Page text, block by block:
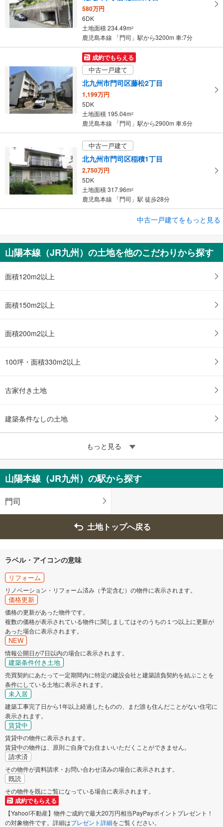
580万円
6DK
土地面積 234.49m2
鹿児島本線 「門司」駅から3200m 車:7分
成約でもらえる
中古一戸建て
北九州市門司区藤松2丁目
1,199万円
5DK
土地面積 195.04m2
鹿児島本線 「門司」駅から2900m 車:6分
中古一戸建て
北九州市門司区稲積1丁目
2,750万円
5DK
土地面積 317.96m2
鹿児島本線 「門司」駅 徒歩28分
北九州市門司区西新町2丁目
280万円
中古一戸建てをもっと見る
山陽本線（JR九州）の土地を他のこだわりから探す
面積120m2以上
面積150m2以上
面積200m2以上
100坪・面積330m2以上
古家付き土地
建築条件なしの土地
もっと見る
山陽本線（JR九州）の駅から探す
門司
土地トップへ戻る
ラベル・アイコンの意味
リフォーム
リノベーション・リフォーム済み（予定含む）の物件に表示されます。
価格更新
価格の更新があった物件です。
複数の価格が表示されている物件に関しましてはそのうちの１つ以上に更新が
あった場合に表示されます。
NEW
情報公開日が7日以内の場合に表示されます。
建築条件付き土地
売買契約にあたって一定期間内に特定の建設会社と建築請負契約を結ぶことを
条件にしている土地に表示されます。
未入居
建築工事完了日から1年以上経過したものの、まだ誰も住んだことがない住宅に
表示されます。
賃貸中
賃貸中の物件に表示されます。
賃貸中の物件は、原則ご自身でお住まいいただくことができません。
請求済
その物件が資料請求・お問い合わせ済みの場合に表示されます。
既読
その物件を既にご覧になっている場合に表示されます。
成約でもらえる
【Yahoo!不動産】物件ご成約で最大20万円相当PayPayポイントプレゼント！
の対象物件です。詳細はプレゼント詳細をご覧ください。